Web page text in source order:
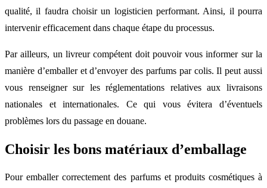
qualité, il faudra choisir un logisticien performant. Ainsi, il pourra
intervenir efficacement dans chaque étape du processus.
Par ailleurs, un livreur compétent doit pouvoir vous informer sur la
manière d’emballer et d’envoyer des parfums par colis. Il peut aussi
vous renseigner sur les réglementations relatives aux livraisons
nationales et internationales. Ce qui vous évitera d’éventuels
problèmes lors du passage en douane.
Choisir les bons matériaux d’emballage
Pour emballer correctement des parfums et produits cosmétiques à